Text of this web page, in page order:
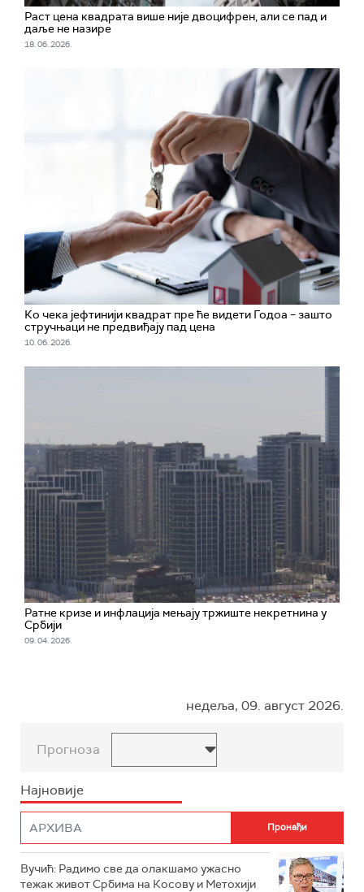
Раст цена квадрата више није двоцифрен, али се пад и
даље не назире
18. 06. 2026.
Ко чека јефтинији квадрат пре ће видети Годоа – зашто
стручњаци не предвиђају пад цена
10. 06. 2026.
Ратне кризе и инфлација мењају тржиште некретнина у
Србији
09. 04. 2026.
недеља, 09. август 2026.
Прогноза
Најновије
Вучић: Радимо све да олакшамо ужасно
тежак живот Србима на Косову и Метохији